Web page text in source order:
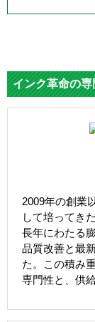
インク革命の
2009年の創業
して培ってき
長年にわたる
品質改善と最
た。この積み
専門性と、供